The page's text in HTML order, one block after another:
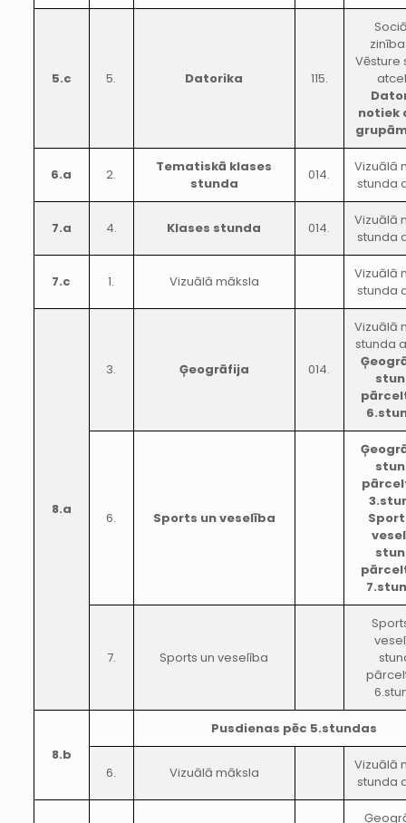
5.c 5. Datorika 115.
Vēsture
notiek
6.a 2.
Tematiskā klases
stunda
014.
Vizuālā
stunda
7.a 4. Klases stunda 014.
Vizuālā
stunda
7.c 1. Vizuālā māksla
Vizuālā
stunda
8.a
3. Ģeogrāfija 014.
Vizuālā
stunda
6. Sports un veselība
7. Sports un veselība
8.b
Pusdienas pēc 5.stundas
6. Vizuālā māksla
Vizuālā
stunda